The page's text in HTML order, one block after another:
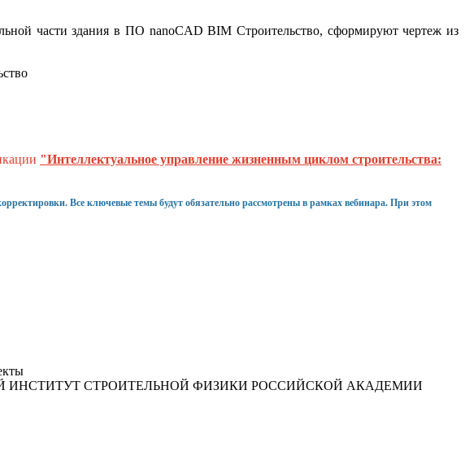
части здания в ПО nanoCAD BIM Строительство, сформируют чертеж из
"Интеллектуальное управление жизненным циклом строительства:
Все ключевые темы будут обязательно рассмотрены в рамках вебинара. При этом
ИНСТИТУТ СТРОИТЕЛЬНОЙ ФИЗИКИ РОССИЙСКОЙ АКАДЕМИИ